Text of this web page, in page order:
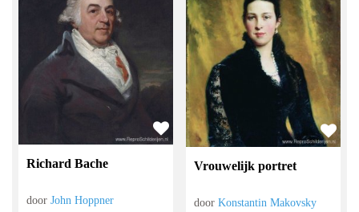
Richard Bache
doorJohn Hoppner
Vrouwelijk portret
doorKonstantin Makovsky